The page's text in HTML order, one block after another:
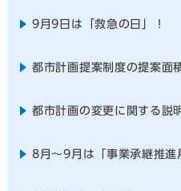
9月9日は「救急の日」！
都市計画提案制度の提案面
都市計画の変更に関する説
8月～9月は「事業承継推進